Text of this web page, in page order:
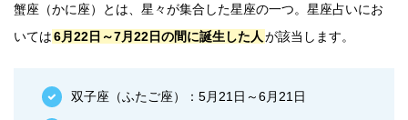
蟹座（かに座）とは、星々が集合した星座の一つ。星座占いにお
いては6月22日～7月22日の間に誕生した人が該当します。
双子座（ふたご座）：5月21日～6月21日